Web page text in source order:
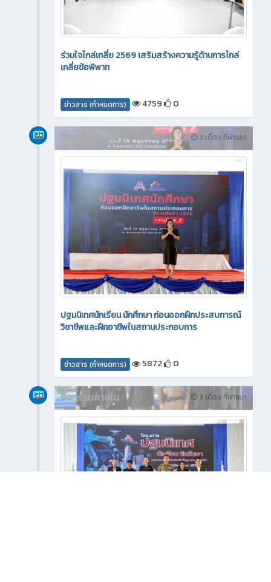
ร่วมใจไกล่เกลี่ย 2569 เสริมสร้างความรู้ด้านการไกล่
เกลี่ยข้อพิพาท
ข่าวสาร (กำหนดการ) 4759 0
3 เดือน ที่ผ่านมา
กิจกรรมภายใน
ปฐมนิเทศนักเรียน นักศึกษา ก่อนออกฝึกประสบการณ์
วิชาชีพและฝึกอาชีพในสถานประกอบการ
ข่าวสาร (กำหนดการ) 5872 0
3 เดือน ที่ผ่านมา
กิจกรรมภายใน